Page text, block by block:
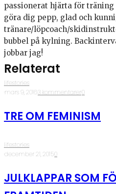
passionerat hjärta för
göra dig pepp, glad och
tränare/löpcoach/
bubbel på kylning.
jobbar jag!
Relaterat
lifestories
·mars 9, 2016·3 kommentarer·0
TRE OM FEMINISM
lifestories
·december 21, 2015·0
JULKLAPPAR SOM